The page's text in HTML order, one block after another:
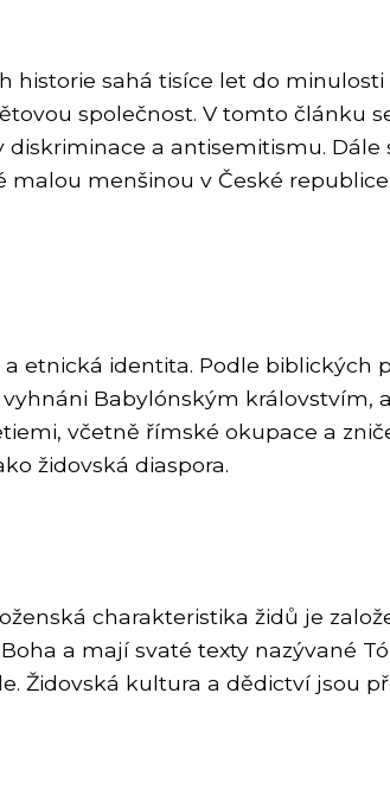
historie sahá tisíce let do
společnost. V tomto článku
a antisemitismu. Dále
malou menšinou v České
etnická identita. Podle biblických
Babylónským královstvím,
včetně římské okupace a
židovská diaspora.
charakteristika židů je
a mají svaté texty nazývané
Židovská kultura a dědictví jsou